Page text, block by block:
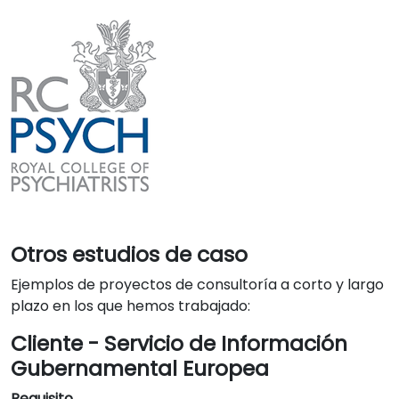
Otros estudios de caso
Ejemplos de proyectos de consultoría a corto y largo
plazo en los que hemos trabajado:
Cliente - Servicio de Información
Gubernamental Europea